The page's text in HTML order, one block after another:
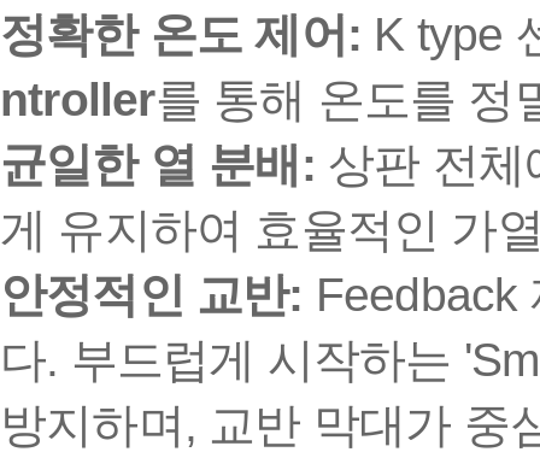
정확한 온도 제어: K type
ntroller를 통해 온도를 정
균일한 열 분배: 상판 전체
게 유지하여 효율적인 가
안정적인 교반: Feedback
다. 부드럽게 시작하는
방지하며, 교반 막대가 중